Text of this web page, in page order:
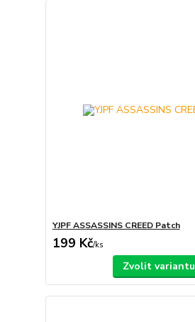
YJPF ASSASSINS CREED Patch
199 Kč/ks
Zvolit variantu